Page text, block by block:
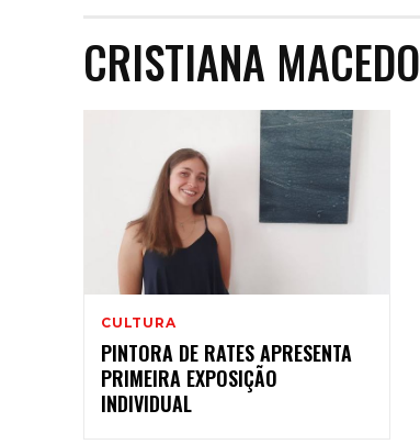
CRISTIANA MACEDO
CULTURA
PINTORA DE RATES APRESENTA
PRIMEIRA EXPOSIÇÃO
INDIVIDUAL